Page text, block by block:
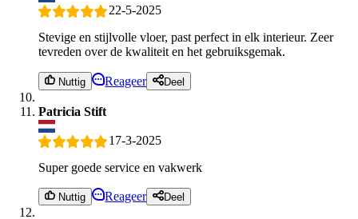
22-5-2025
Stevige en stijlvolle vloer, past perfect in elk interieur. Zeer
tevreden over de kwaliteit en het gebruiksgemak.
Nuttig Reageer Deel
Patricia Stift
17-3-2025
Super goede service en vakwerk
Nuttig Reageer Deel